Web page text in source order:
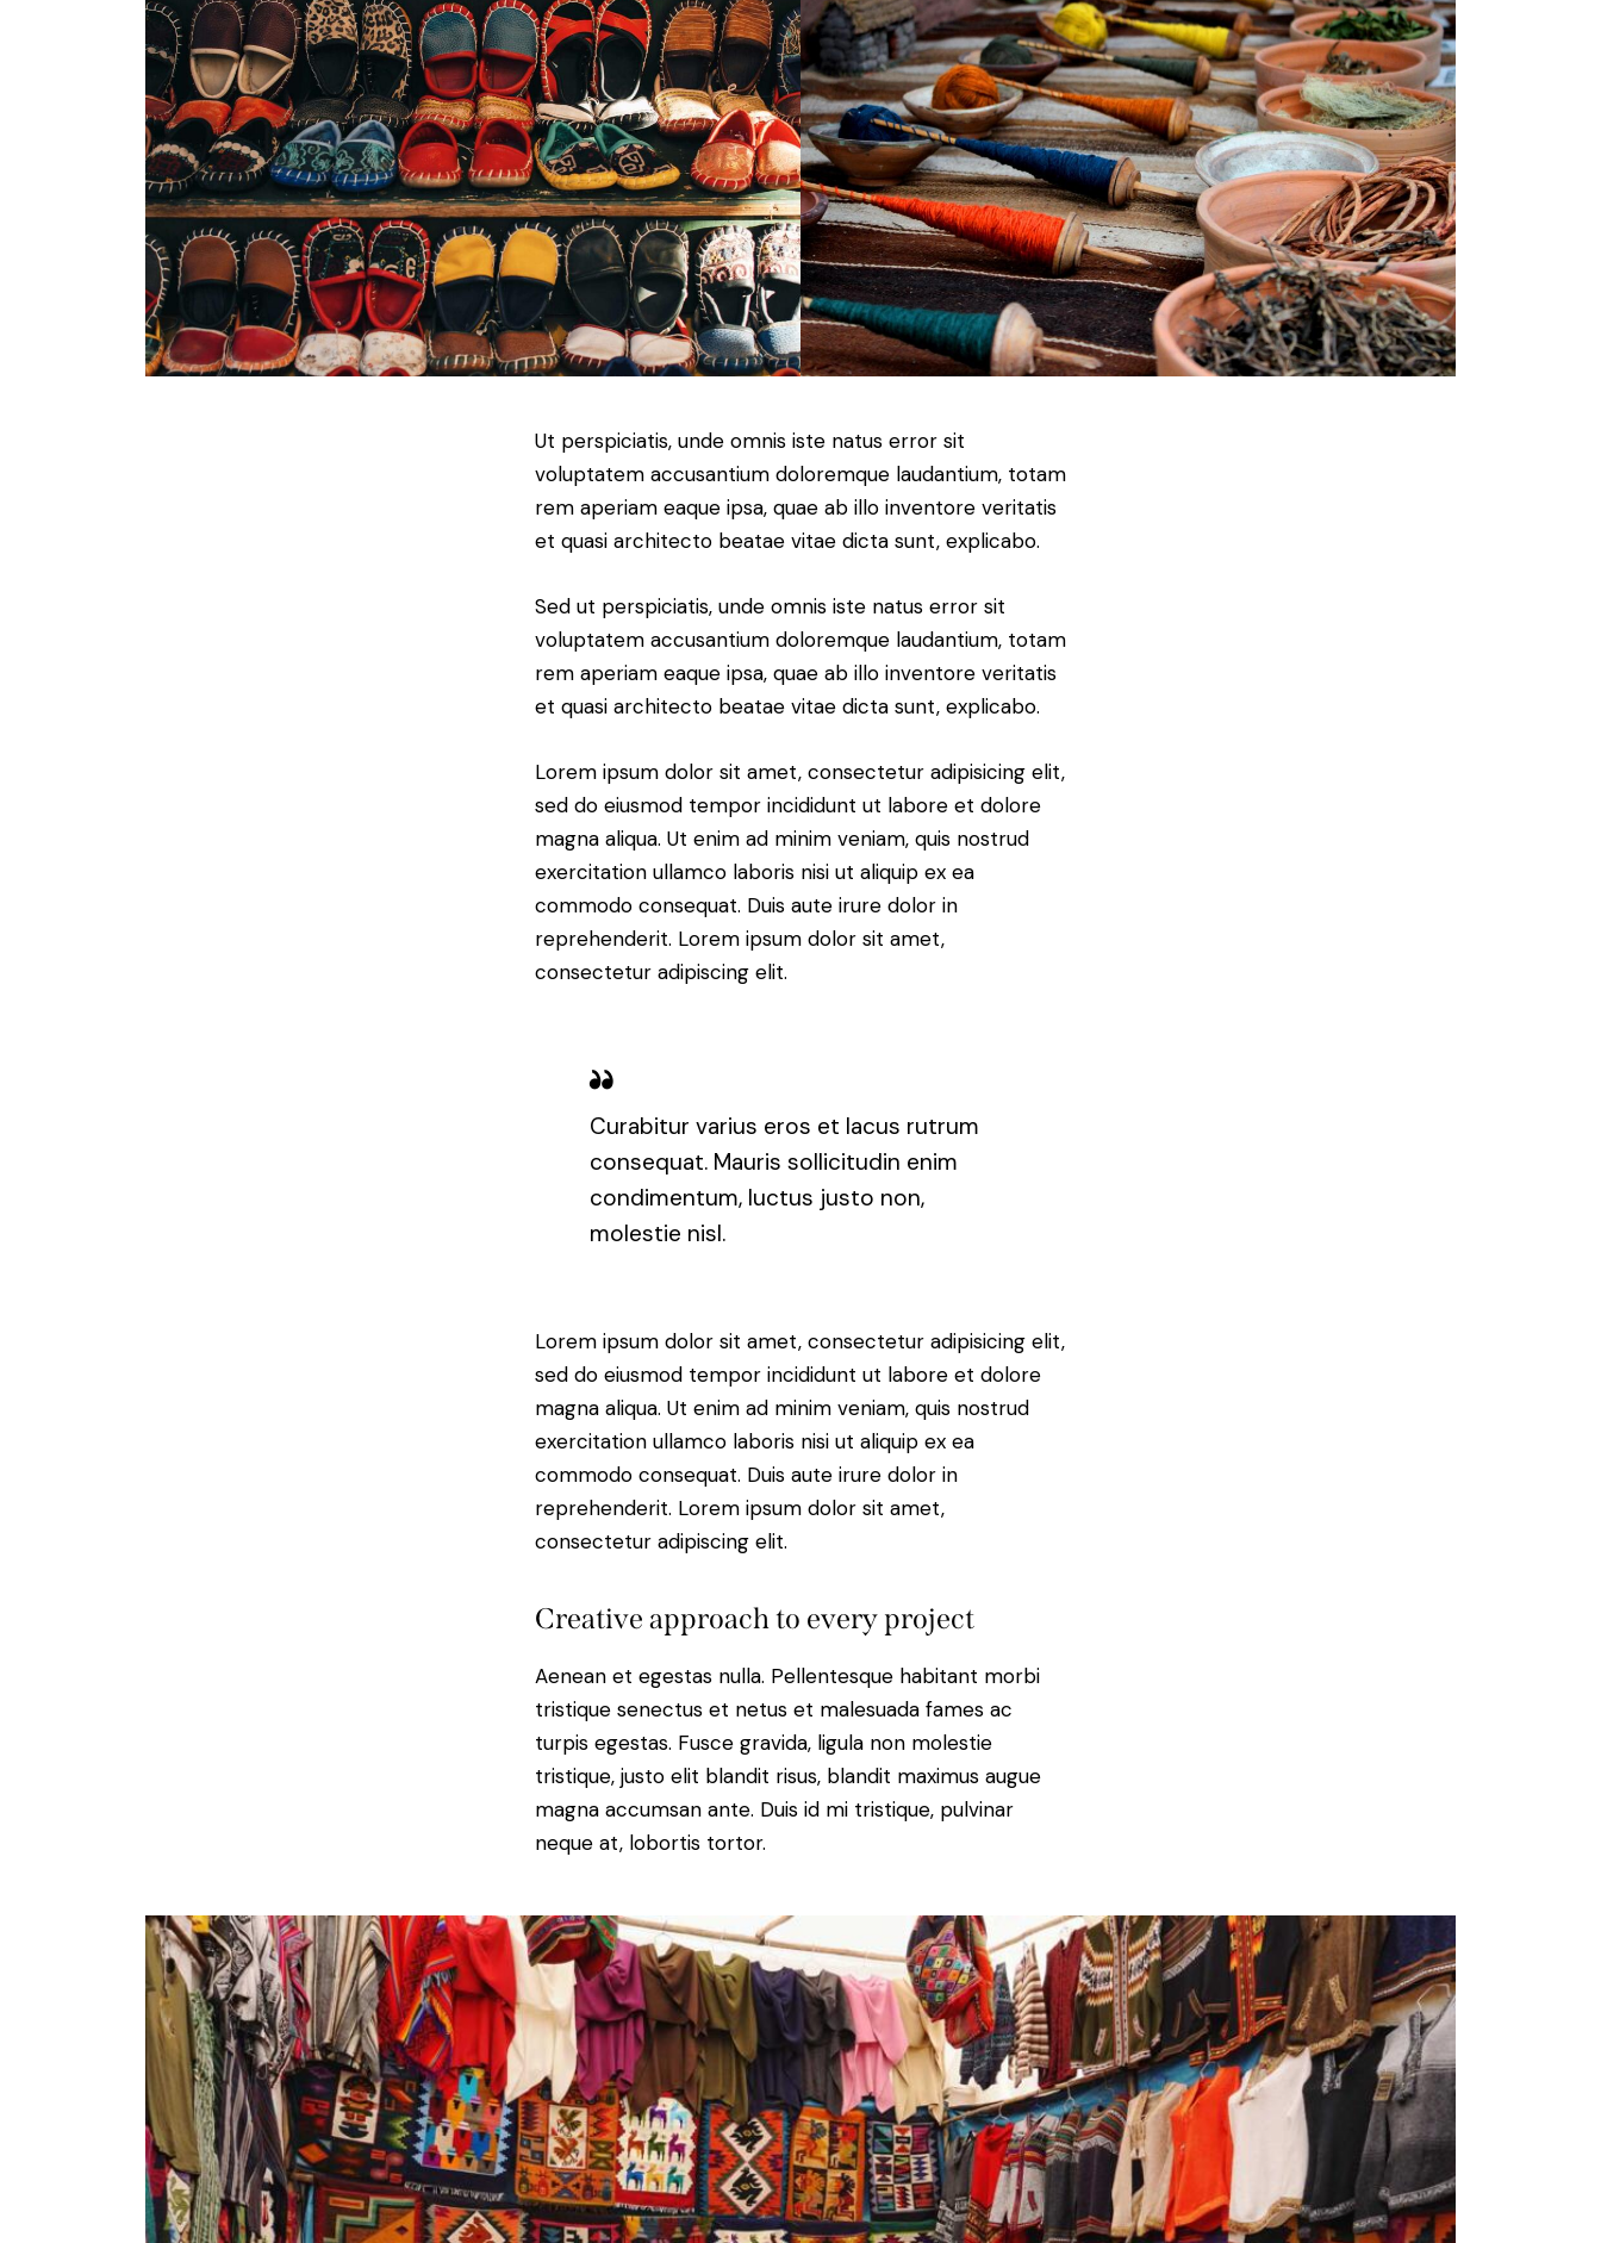
Ut perspiciatis, unde omnis iste natus error sit
voluptatem accusantium doloremque laudantium, totam
rem aperiam eaque ipsa, quae ab illo inventore veritatis
et quasi architecto beatae vitae dicta sunt, explicabo.
Sed ut perspiciatis, unde omnis iste natus error sit
voluptatem accusantium doloremque laudantium, totam
rem aperiam eaque ipsa, quae ab illo inventore veritatis
et quasi architecto beatae vitae dicta sunt, explicabo.
Lorem ipsum dolor sit amet, consectetur adipisicing elit,
sed do eiusmod tempor incididunt ut labore et dolore
magna aliqua. Ut enim ad minim veniam, quis nostrud
exercitation ullamco laboris nisi ut aliquip ex ea
commodo consequat. Duis aute irure dolor in
reprehenderit. Lorem ipsum dolor sit amet,
consectetur adipiscing elit.
Curabitur varius eros et lacus rutrum
consequat. Mauris sollicitudin enim
condimentum, luctus justo non,
molestie nisl.
Lorem ipsum dolor sit amet, consectetur adipisicing elit,
sed do eiusmod tempor incididunt ut labore et dolore
magna aliqua. Ut enim ad minim veniam, quis nostrud
exercitation ullamco laboris nisi ut aliquip ex ea
commodo consequat. Duis aute irure dolor in
reprehenderit. Lorem ipsum dolor sit amet,
consectetur adipiscing elit.
Creative approach to every project
Aenean et egestas nulla. Pellentesque habitant morbi
tristique senectus et netus et malesuada fames ac
turpis egestas. Fusce gravida, ligula non molestie
tristique, justo elit blandit risus, blandit maximus augue
magna accumsan ante. Duis id mi tristique, pulvinar
neque at, lobortis tortor.